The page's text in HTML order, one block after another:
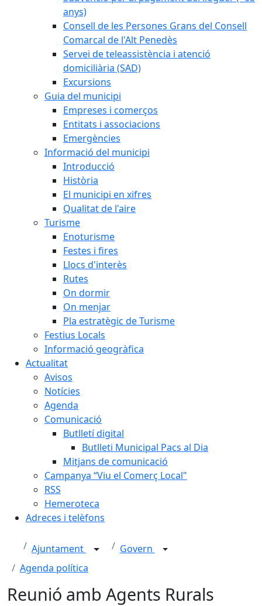
anys)
Consell de les Persones Grans del Consell
Comarcal de l'Alt Penedès
Servei de teleassistència i atenció
domiciliària (SAD)
Excursions
Guia del municipi
Empreses i comerços
Entitats i associacions
Emergències
Informació del municipi
Introducció
Història
El municipi en xifres
Qualitat de l'aire
Turisme
Enoturisme
Festes i fires
Llocs d'interès
Rutes
On dormir
On menjar
Pla estratègic de Turisme
Festius Locals
Informació geogràfica
Actualitat
Avisos
Notícies
Agenda
Comunicació
Butlletí digital
Butlleti Municipal Pacs al Dia
Mitjans de comunicació
Campanya “Viu el Comerç Local"
RSS
Hemeroteca
Adreces i telèfons
Ajuntament
Govern
Agenda política
Reunió amb Agents Rurals